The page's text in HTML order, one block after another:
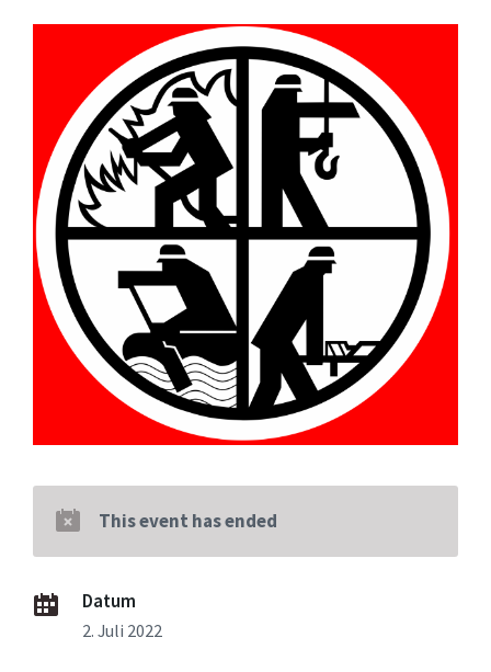
This event has ended
Datum
2. Juli 2022